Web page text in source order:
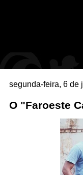
segunda-feira, 6 de
O "Faroeste